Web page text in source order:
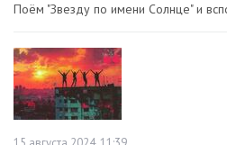
Поём "Звезду по имени Солнце" и